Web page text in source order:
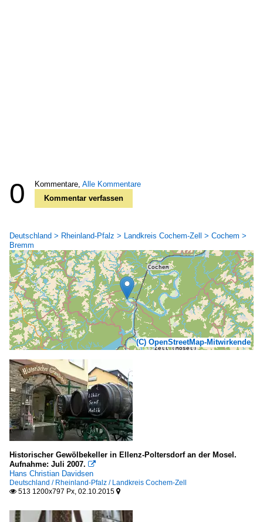
0 Kommentare, Alle Kommentare
Kommentar verfassen
Deutschland > Rheinland-Pfalz > Landkreis Cochem-Zell > Cochem >
Bremm
(C) OpenStreetMap-Mitwirkende
Historischer Gewölbekeller in Ellenz-Poltersdorf an der Mosel.
Aufnahme: Juli 2007. 
Hans Christian Davidsen
Deutschland / Rheinland-Pfalz / Landkreis Cochem-Zell
 513 1200x797 Px, 02.10.2015 